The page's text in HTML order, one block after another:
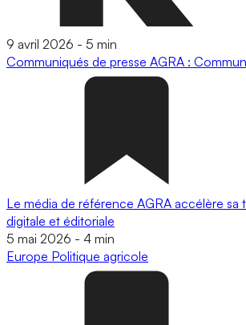
9 avril 2026 - 5 min
Communiqués de presse AGRA :
Le média de référence AGRA accélère sa
digitale et éditoriale
5 mai 2026 - 4 min
Europe Politique agricole